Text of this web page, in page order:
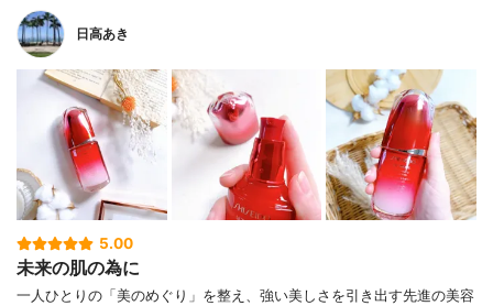
日高あき
5.00
未来の肌の為に
一人ひとりの「美のめぐり」を整え、強い美しさを引き出す先進の美容